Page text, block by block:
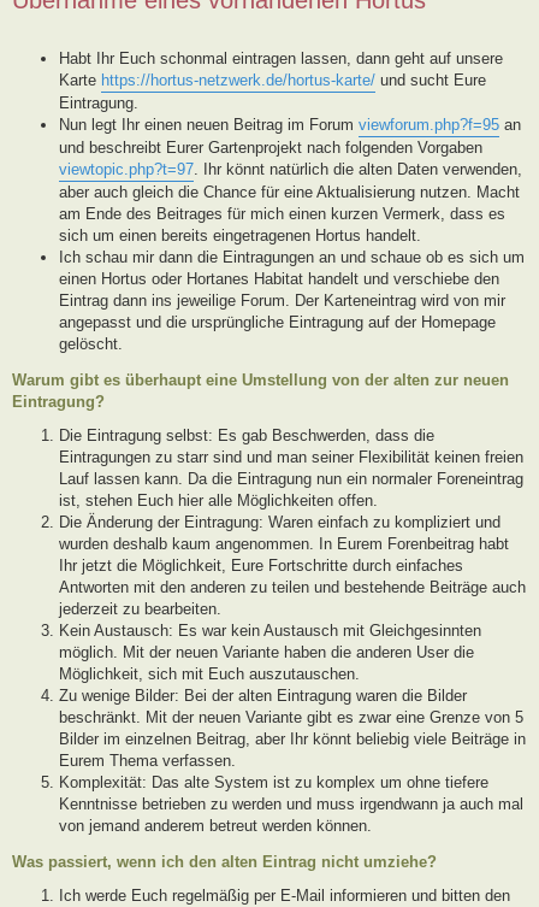
Habt Ihr Euch schonmal eintragen lassen, dann geht auf unsere
Karte https://hortus-netzwerk.de/hortus-karte/ und sucht Eure
Eintragung.
Nun legt Ihr einen neuen Beitrag im Forum viewforum.php?f=95 an
und beschreibt Eurer Gartenprojekt nach folgenden Vorgaben
viewtopic.php?t=97. Ihr könnt natürlich die alten Daten verwenden,
aber auch gleich die Chance für eine Aktualisierung nutzen. Macht
am Ende des Beitrages für mich einen kurzen Vermerk, dass es
sich um einen bereits eingetragenen Hortus handelt.
Ich schau mir dann die Eintragungen an und schaue ob es sich um
einen Hortus oder Hortanes Habitat handelt und verschiebe den
Eintrag dann ins jeweilige Forum. Der Karteneintrag wird von mir
angepasst und die ursprüngliche Eintragung auf der Homepage
gelöscht.
Warum gibt es überhaupt eine Umstellung von der alten zur neuen
Eintragung?
Die Eintragung selbst: Es gab Beschwerden, dass die
Eintragungen zu starr sind und man seiner Flexibilität keinen freien
Lauf lassen kann. Da die Eintragung nun ein normaler Foreneintrag
ist, stehen Euch hier alle Möglichkeiten offen.
Die Änderung der Eintragung: Waren einfach zu kompliziert und
wurden deshalb kaum angenommen. In Eurem Forenbeitrag habt
Ihr jetzt die Möglichkeit, Eure Fortschritte durch einfaches
Antworten mit den anderen zu teilen und bestehende Beiträge auch
jederzeit zu bearbeiten.
Kein Austausch: Es war kein Austausch mit Gleichgesinnten
möglich. Mit der neuen Variante haben die anderen User die
Möglichkeit, sich mit Euch auszutauschen.
Zu wenige Bilder: Bei der alten Eintragung waren die Bilder
beschränkt. Mit der neuen Variante gibt es zwar eine Grenze von 5
Bilder im einzelnen Beitrag, aber Ihr könnt beliebig viele Beiträge in
Eurem Thema verfassen.
Komplexität: Das alte System ist zu komplex um ohne tiefere
Kenntnisse betrieben zu werden und muss irgendwann ja auch mal
von jemand anderem betreut werden können.
Was passiert, wenn ich den alten Eintrag nicht umziehe?
Ich werde Euch regelmäßig per E-Mail informieren und bitten den